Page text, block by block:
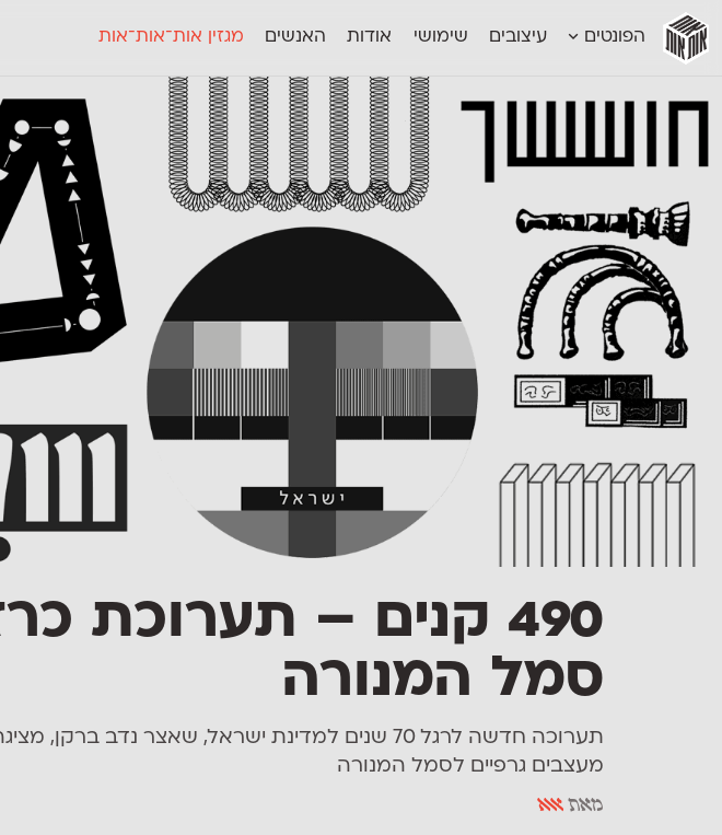
אותאות
אותאות
אות
אות
הפונטים עיצובים שימושי אודות האנשים מגזין אות־אות־אות
אטלס
אלמוני
אמביוולנטי נורמל
אמביוולנטי צר
אמביוולנטי קומפרסט
אמביוולנטי רחב
אנומליה
אסימון דו־לשוני
מוגרבי דיספליי חדש
מוגרבי טקסט חדש
מכמורת
מכמורת מעוגל
מקומי
נוילנד
סטנגה
סינופסיס
פלוני מעוגל
פלוני צר
פריימריז
פרנק־רי
פרנק־רי צר
490 קנים – תערוכת
סמל המנורה
תערוכה חדשה לרגל 70 שנים למדינת ישראל, שאצר נדב
מעצבים גרפיים לסמל המנורה
מאת אאא